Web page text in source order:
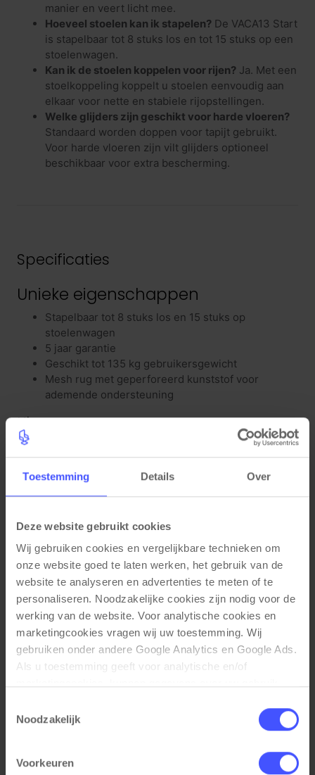
Toestemming Details Over
Deze website gebruikt cookies
Wij gebruiken cookies en vergelijkbare technieken om
onze website goed te laten werken, het gebruik van de
website te analyseren en advertenties te meten of te
personaliseren. Noodzakelijke cookies zijn nodig voor de
werking van de website. Voor analytische cookies en
marketingcookies vragen wij uw toestemming. Wij
gebruiken onder andere Google Analytics en Google Ads.
Als u toestemming geeft voor analytische en/of
analyse, advertentiemeting, remarketing en
campagneoptimalisatie. Meer informatie vindt u in onze
privacyverklaring en cookieverklaring op onze website.
Daar leest u ook hoe Google gegevens verwerkt wanneer
Noodzakelijk
Voorkeuren
manier en veert licht mee.
Hoeveel stoelen kan ik stapelen? De VACA13 Start
is stapelbaar tot 8 stuks los en tot 15 stuks op een
stoelenwagen.
Kan ik de stoelen koppelen voor rijen? Ja. Met een
stoelkoppeling koppelt u stoelen eenvoudig aan
elkaar voor nette en stabiele rijopstellingen.
Welke glijders zijn geschikt voor harde vloeren?
Standaard worden doppen voor tapijt gebruikt.
Voor harde vloeren zijn vilt glijders optioneel
beschikbaar voor extra bescherming.
Specificaties
Unieke eigenschappen
Stapelbaar tot 8 stuks los en 15 stuks op
stoelenwagen
5 jaar garantie
Geschikt tot 135 kg gebruikersgewicht
Mesh rug met geperforeerd kunststof voor
ademende ondersteuning
Kleuren
Rug: zwart
Frame: zwart met verchroomde poten
Stof: vuil en waterafstotend
Schuurweerstand: 100.000 Martindale
Rug: kunststof met geperforeerd design en mesh
bespanning
Frame: vierpoots frame, draaggewicht tot 135 kg
Glijders: doppen voor tapijt
Optioneel: vilt glijders voor harde vloeren
Functionele eigenschappen
compacte opslag
Praktisch te koppelen voor rijopstellingen
Zithoogte: 47 cm